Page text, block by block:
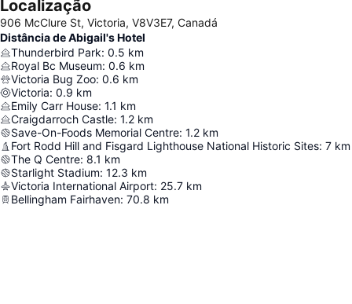
Localização
906 McClure St, Victoria, V8V3E7, Canadá
Distância de Abigail's Hotel
Thunderbird Park: 0.5 km
Royal Bc Museum: 0.6 km
Victoria Bug Zoo: 0.6 km
Victoria: 0.9 km
Emily Carr House: 1.1 km
Craigdarroch Castle: 1.2 km
Save-On-Foods Memorial Centre: 1.2 km
Fort Rodd Hill and Fisgard Lighthouse National Historic Sites: 7 km
The Q Centre: 8.1 km
Starlight Stadium: 12.3 km
Victoria International Airport: 25.7 km
Bellingham Fairhaven: 70.8 km